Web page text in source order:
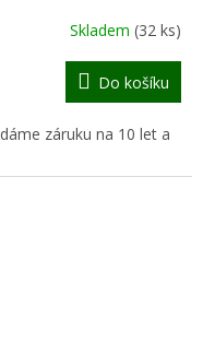
R
M
A
Skladem (32 ks)
Do košíku
záruku na 10 let a